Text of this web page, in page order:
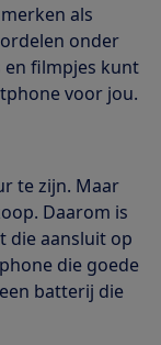
als
onder
en filmpjes kunt
voor jou.
te zijn. Maar
Daarom is
die aansluit op
die goede
batterij die